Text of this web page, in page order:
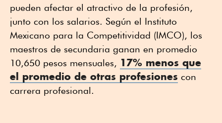
pueden afectar el atractivo de la profesión,
junto con los salarios. Según el Instituto
Mexicano para la Competitividad (IMCO), los
maestros de secundaria ganan en promedio
10,650 pesos mensuales, 17% menos que
el promedio de otras profesiones con
carrera profesional.